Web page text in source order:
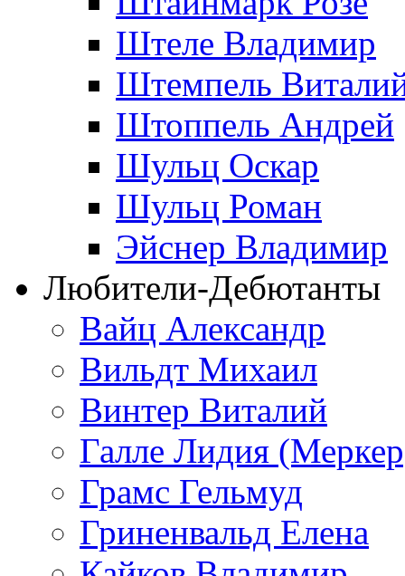
Штеле Владимир
Штемпель
Штоппель Андрей
Шульц Оскар
Шульц Роман
Эйснер Владимир
Любители-Дебютанты
Вайц Александр
Вильдт Михаил
Винтер Виталий
Галле Лидия
Грамс Гельмуд
Гриненвальд Елена